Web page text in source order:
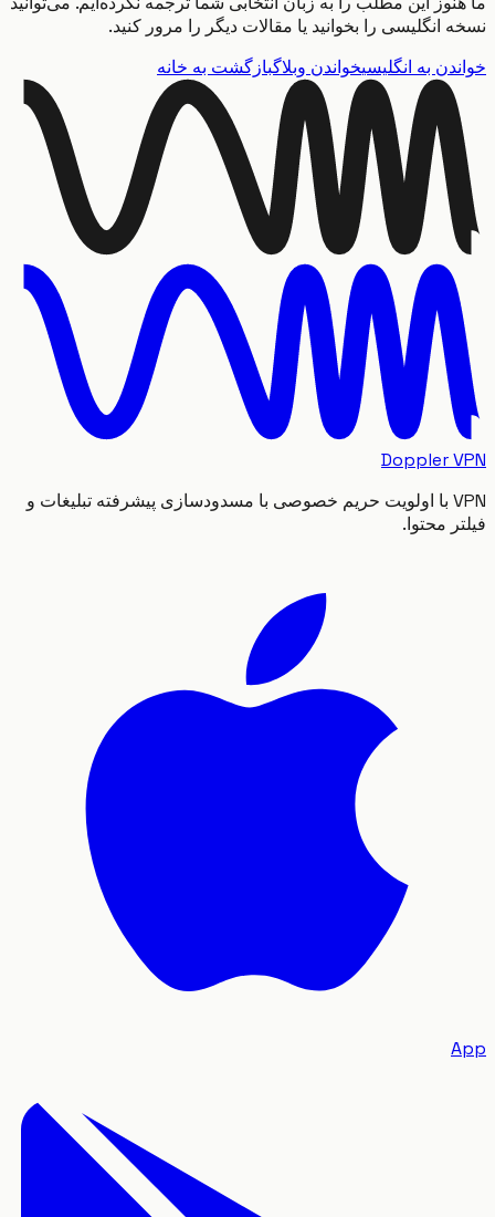
انگلیسی را بخوانید یا مقالات دیگر را مرور کنید.
به انگلیسیخواندن وبلاگ بازگشت به خانه
Doppler
VPN با اولویت حریم خصوصی با مسدودسازی پیشرفته تبلیغات و
محتوا.